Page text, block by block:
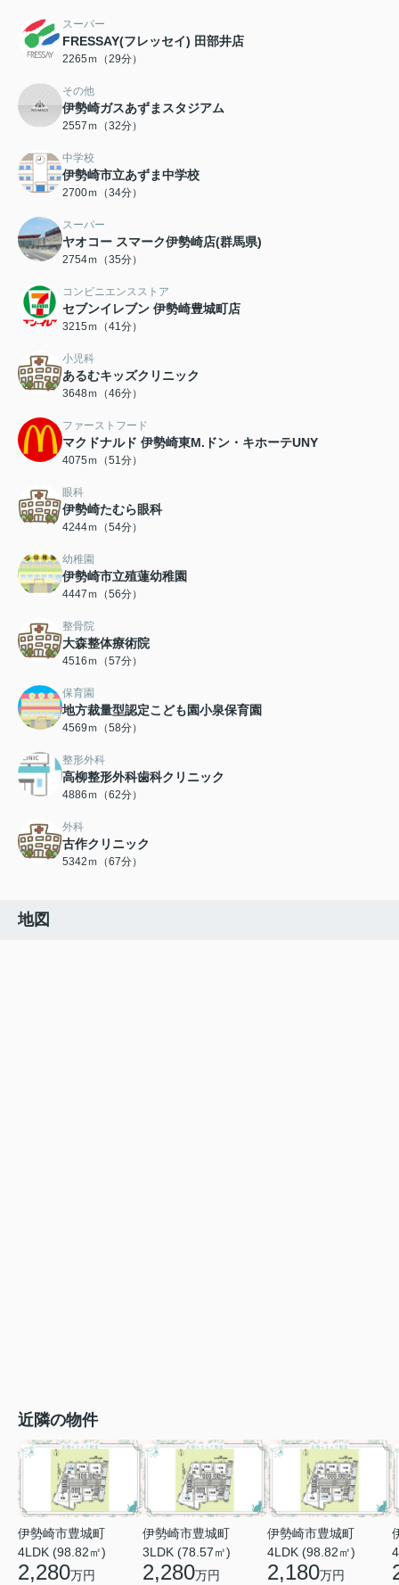
スーパー
FRESSAY(フレッセイ) 田部井店
2265ｍ（29分）
その他
伊勢崎ガスあずまスタジアム
2557ｍ（32分）
中学校
伊勢崎市立あずま中学校
2700ｍ（34分）
スーパー
ヤオコー スマーク伊勢崎店(群馬県)
2754ｍ（35分）
コンビニエンスストア
セブンイレブン 伊勢崎豊城町店
3215ｍ（41分）
小児科
あるむキッズクリニック
3648ｍ（46分）
ファーストフード
マクドナルド 伊勢崎東M.ドン・キホーテUNY
4075ｍ（51分）
眼科
伊勢崎たむら眼科
4244ｍ（54分）
幼稚園
伊勢崎市立殖蓮幼稚園
4447ｍ（56分）
整骨院
大森整体療術院
4516ｍ（57分）
保育園
地方裁量型認定こども園小泉保育園
4569ｍ（58分）
整形外科
高柳整形外科歯科クリニック
4886ｍ（62分）
外科
古作クリニック
5342ｍ（67分）
地図
近隣の物件
伊勢崎市豊城町
4LDK (98.82㎡)
2,280万円
伊勢崎市豊城町
3LDK (78.57㎡)
2,280万円
伊勢崎市豊城町
4LDK (98.82㎡)
2,180万円